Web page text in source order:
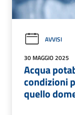
AVVISI
30 MAGGIO 2025
Acqua
condizioni
quello